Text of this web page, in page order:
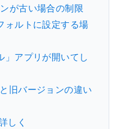
が古い場合の制限
ルトに設定する場
アプリが開いてし
旧バージョンの違い
しく